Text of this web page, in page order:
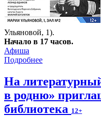
Ульяновой, 1).
Начало в 17 часов.
Афиша
Подробнее
На
в родню»
библиотека 12+